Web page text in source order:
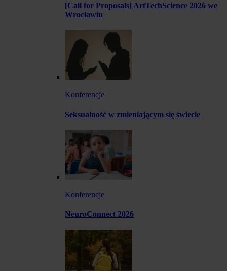
[Call for Proposals] ArtTechScience 2026 we
Wrocławiu
Konferencje
Seksualność w zmieniającym się świecie
Konferencje
NeuroConnect 2026